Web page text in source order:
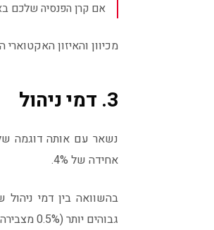
אם קרן הפנסיה שלכם
מכיוון והאיזון
3. דמי ניהול
אחידה של 4%.
גבוהים יותר (0.5% מצבירה, 3% מהפקדה):